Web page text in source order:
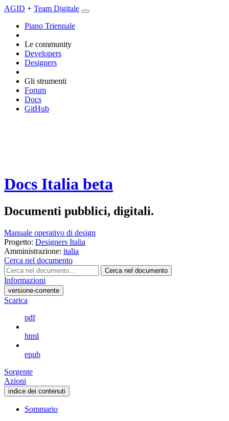
AGID + Team Digitale
Piano Triennale
Le community
Developers
Designers
Gli strumenti
Forum
Docs
GitHub
Docs Italia beta
Documenti pubblici, digitali.
Manuale operativo di design
Progetto: Designers Italia
Amministrazione: italia
Cerca nel documento
Cerca nel documento
Informazioni
versione-corrente
Scarica
pdf
html
epub
Sorgente
Azioni
indice dei contenuti
Sommario